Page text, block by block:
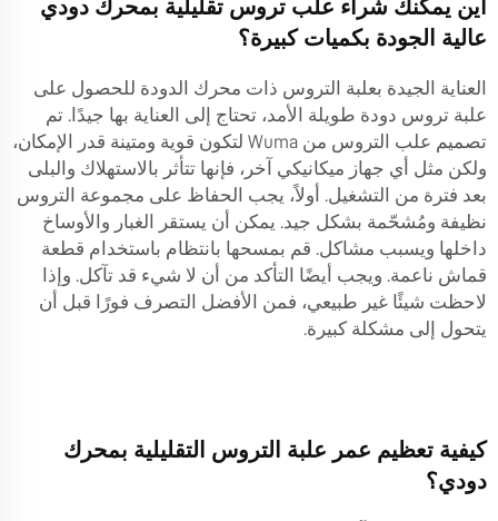
أين يمكنك شراء علب تروس تقليلية بمحرك دودي
عالية الجودة بكميات كبيرة؟
العناية الجيدة بعلبة التروس ذات محرك الدودة للحصول على
علبة تروس دودة طويلة الأمد، تحتاج إلى العناية بها جيدًا. تم
تصميم علب التروس من Wuma لتكون قوية ومتينة قدر الإمكان،
ولكن مثل أي جهاز ميكانيكي آخر، فإنها تتأثر بالاستهلاك والبلى
بعد فترة من التشغيل. أولاً، يجب الحفاظ على مجموعة التروس
نظيفة ومُشحّمة بشكل جيد. يمكن أن يستقر الغبار والأوساخ
داخلها ويسبب مشاكل. قم بمسحها بانتظام باستخدام قطعة
قماش ناعمة. ويجب أيضًا التأكد من أن لا شيء قد تآكل. وإذا
لاحظت شيئًا غير طبيعي، فمن الأفضل التصرف فورًا قبل أن
يتحول إلى مشكلة كبيرة.
كيفية تعظيم عمر علبة التروس التقليلية بمحرك
دودي؟